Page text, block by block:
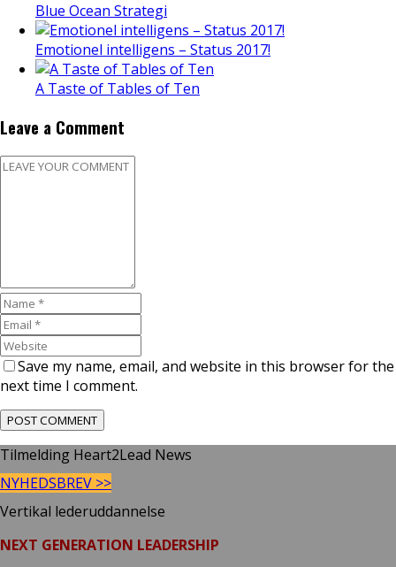
Blue Ocean Strategi
Emotionel intelligens – Status 2017!
A Taste of Tables of Ten
Leave a Comment
Save my name, email, and website in this browser for the
next time I comment.
Tilmelding Heart2Lead News
NYHEDSBREV >>
Vertikal lederuddannelse
NEXT GENERATION LEADERSHIP